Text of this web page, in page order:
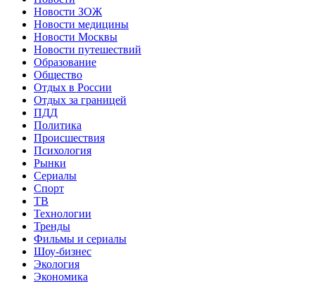
Новости ЗОЖ
Новости медицины
Новости Москвы
Новости путешествий
Образование
Общество
Отдых в России
Отдых за границей
ПДД
Политика
Происшествия
Психология
Рынки
Сериалы
Спорт
ТВ
Технологии
Тренды
Фильмы и сериалы
Шоу-бизнес
Экология
Экономика